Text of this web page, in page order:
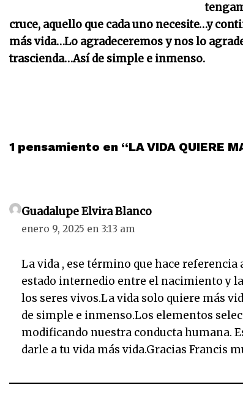
cruce, aquello que cada uno necesite…y
más vida…Lo agradeceremos y nos lo
trascienda…Así de simple e inmenso.
1 pensamiento en “LA VIDA QUIERE
Guadalupe Elvira Blanco
enero 9, 2025 en 3:13 am
La vida , ese término que hace referencia
estado internedio entre el nacimiento y
los seres vivos.La vida solo quiere más
de simple e inmenso.Los elementos
modificando nuestra conducta humana.
darle a tu vida más vida.Gracias Francis